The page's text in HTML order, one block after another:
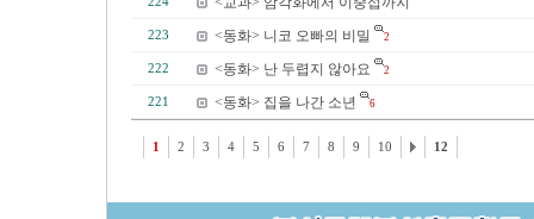
223 <동화> 니코 오빠의 비밀 2
222 <동화> 난 두렵지 않아요 2
221 <동화> 집을 나간 소년 6
1 2 3 4 5 6 7 8 9 10 12